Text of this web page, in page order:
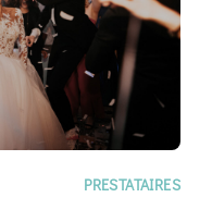
PRESTATAIRES